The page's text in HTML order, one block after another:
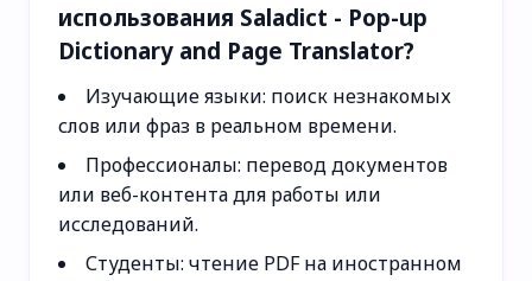
использования Saladict - Pop-up
Dictionary and Page Translator?
Изучающие языки: поиск незнакомых
слов или фраз в реальном времени.
Профессионалы: перевод документов
или веб-контента для работы или
исследований.
Студенты: чтение PDF на иностранном